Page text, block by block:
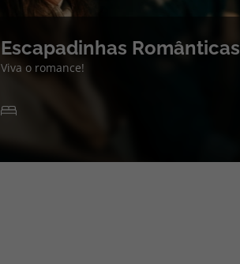
Escapadinhas Românticas
Viva o romance!